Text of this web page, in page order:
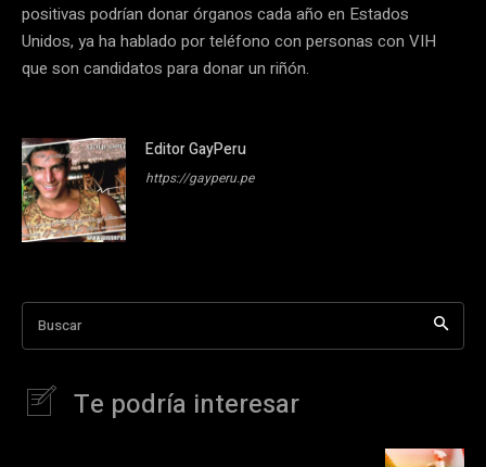
positivas podrían donar órganos cada año en Estados
Unidos, ya ha hablado por teléfono con personas con VIH
que son candidatos para donar un riñón.
Editor GayPeru
https://gayperu.pe
Buscar
Te podría interesar